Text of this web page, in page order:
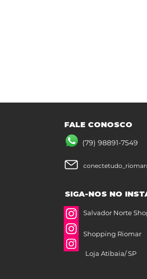
FALE CONOSCO
(79) 98891-7549
SIGA-NOS NO
Salvador Norte
Shopping Riomar
Loja Atibaia/ SP